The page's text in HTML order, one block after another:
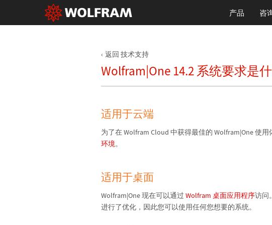
产品 咨
返回 技术支持
Wolfram|One 14.2 系统要求是
适用于云端
为了在 Wolfram Cloud 中获得最佳的 Wolfram|One 使
环境。
适用于桌面
Wolfram|One 现在可以通过Wolfram 桌面应用程序访问
进行了优化，因此您可以使用任何您想要的系统。